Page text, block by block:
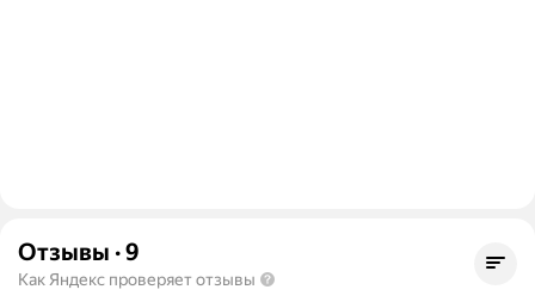
Отзывы ·9
Как Яндекс проверяет отзывы